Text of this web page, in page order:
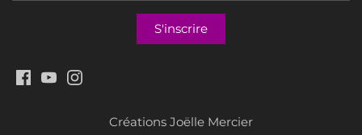
Créations Joëlle Mercier